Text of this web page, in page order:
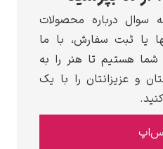
سوال درباره محصولات
یا ثبت سفارش، با ما
شما هستیم تا هنر را به
و عزیزانتان را با یک